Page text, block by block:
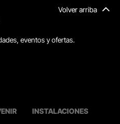
Volver arriba
eventos y ofertas.
INSTALACIONES